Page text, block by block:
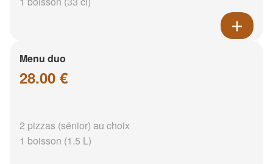
Menu duo
28.00 €
2 pizzas (sénior) au choix
1 boisson (1.5 L)